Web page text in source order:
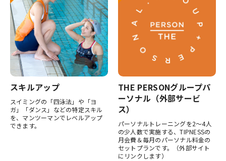
スキルアップ
スイミングの「四泳法」や「ヨ
ガ」「ダンス」などの特定スキル
を、マンツーマンでレベルアップ
できます。
THE PERSONグループパ
ーソナル（外部サービ
ス）
パーソナルトレーニングを2〜4人
の少人数で実施する、TIPNESSの
月会費＆毎月のパーソナル料金の
セットプランです。（外部サイト
にリンクします）